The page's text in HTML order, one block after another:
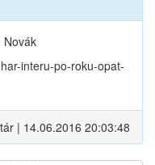
Novák
interu-po-roku-opat-
| 14.06.2016 20:03:48